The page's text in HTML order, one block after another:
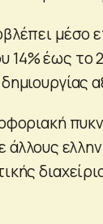
μέσο
έως το